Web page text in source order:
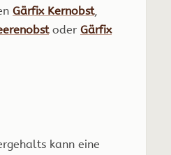
Gärfix Kernobst,
oder Gärfix
kann eine